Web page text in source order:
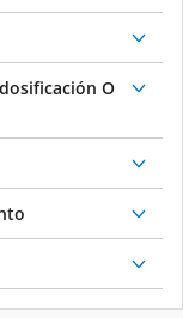
O